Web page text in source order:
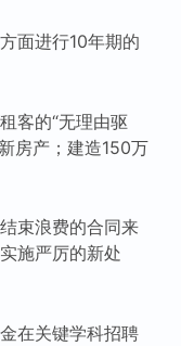
面进行10年期的
客的“无理由驱
房产；建造150万
束浪费的合同来
施严厉的新处
在关键学科招聘